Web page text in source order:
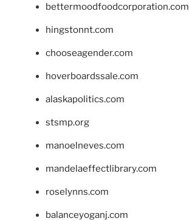
bettermoodfoodcorporation.com
hingstonnt.com
chooseagender.com
hoverboardssale.com
alaskapolitics.com
stsmp.org
manoelneves.com
mandelaeffectlibrary.com
roselynns.com
balanceyoganj.com